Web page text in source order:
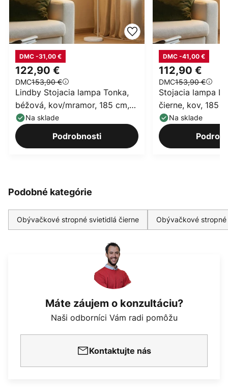
122,90 €
DMC153,90 €
DMC -31,00 €
Lindby Stojacia lampa Tonka,
béžová, kov/mramor, 185 cm,
E27Na sklade
Podrobnosti
112,90 €
DMC153,90 €
DMC -41,00 €
Stojacia lampa
čierne, kov, 185
Na sklade
Podobné kategórie
Obývačkové stropné svietidlá čierne Obývačkové
Máte záujem o konzultáciu?
Naši odborníci Vám radi pomôžu
Kontaktujte nás